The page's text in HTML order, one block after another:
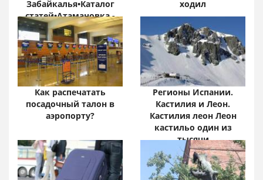
Забайкалья•Каталог
статей•Атамановка -
Онлайн•
Забайкальский край:
цифры и факты
ходил
Как распечатать
посадочный талон в
аэропорту?
Регионы Испании.
Кастилия и Леон.
Кастилия леон Леон
кастильо один из
тысячи